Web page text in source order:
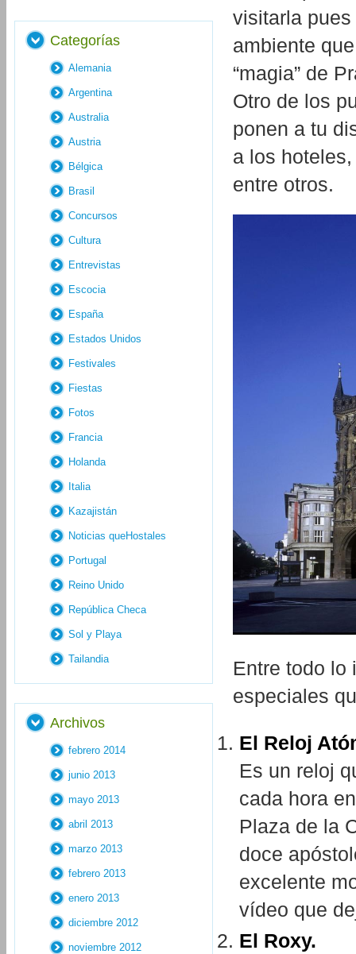
visitarla
ambiente
“magia” de
Otro de los
ponen a tu
a los
entre otros.
Entre todo lo
especiales
El Reloj
Es un reloj
cada hora
Plaza de la
doce
excelente
vídeo que
El Roxy.
Categorías
Alemania
Argentina
Australia
Austria
Bélgica
Brasil
Concursos
Cultura
Entrevistas
Escocia
España
Estados Unidos
Festivales
Fiestas
Fotos
Francia
Holanda
Italia
Kazajistán
Noticias queHostales
Portugal
Reino Unido
República Checa
Sol y Playa
Tailandia
Archivos
febrero 2014
junio 2013
mayo 2013
abril 2013
marzo 2013
febrero 2013
enero 2013
diciembre 2012
noviembre 2012